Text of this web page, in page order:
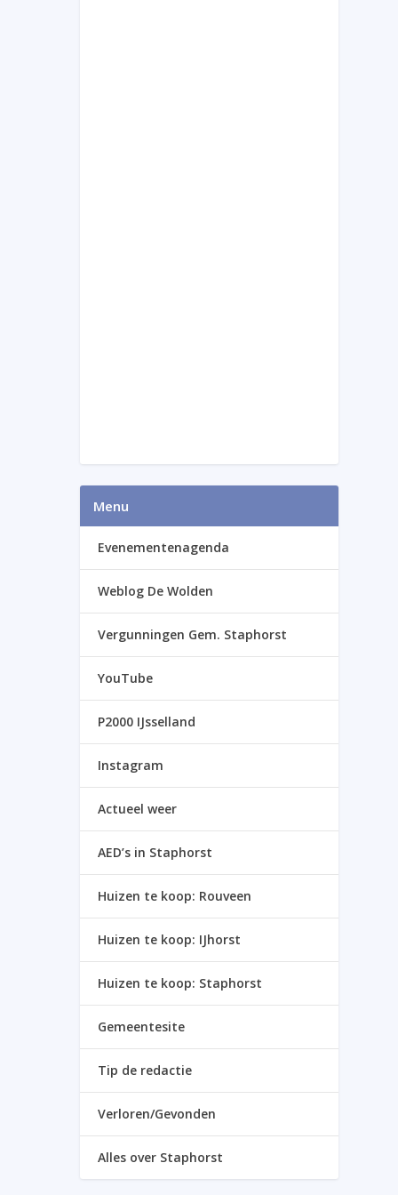
Menu
Evenementenagenda
Weblog De Wolden
Vergunningen Gem. Staphorst
YouTube
P2000 IJsselland
Instagram
Actueel weer
AED’s in Staphorst
Huizen te koop: Rouveen
Huizen te koop: IJhorst
Huizen te koop: Staphorst
Gemeentesite
Tip de redactie
Verloren/Gevonden
Alles over Staphorst